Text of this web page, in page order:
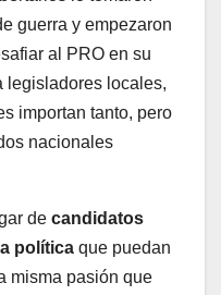
guerra y empezaron
al PRO en su
legisladores locales,
importan tanto, pero
nacionales
de candidatos
política que puedan
misma pasión que